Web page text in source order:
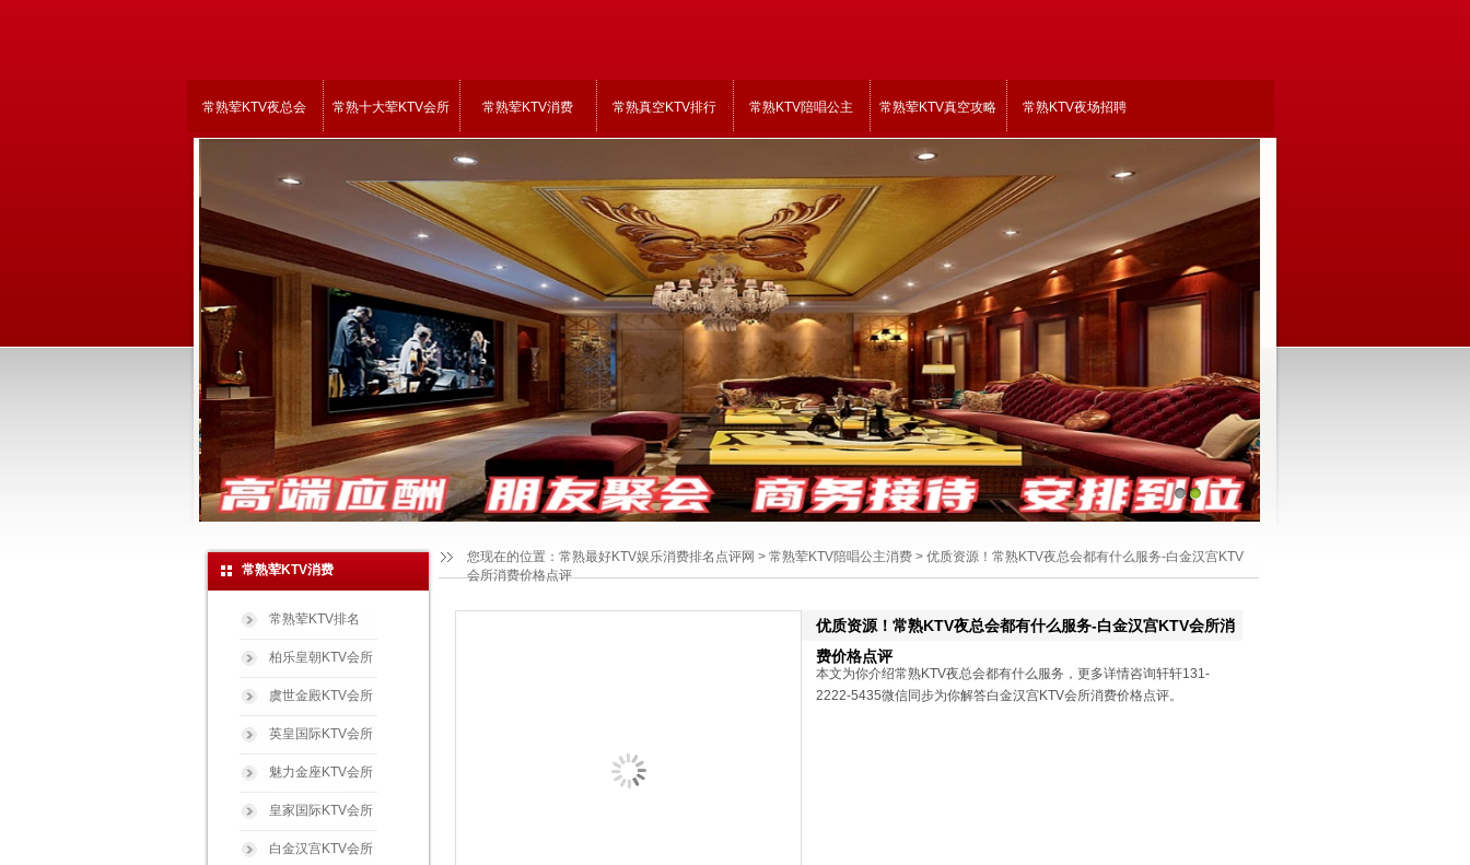
1 2
常熟荤KTV夜总会 常熟十大荤KTV会所 常熟荤KTV消费 常熟真空KTV排行 常熟KTV陪唱公主 常熟荤KTV真空攻略 常熟KTV夜场招聘
常熟荤KTV消费
常熟荤KTV排名
柏乐皇朝KTV会所
虞世金殿KTV会所
英皇国际KTV会所
魅力金座KTV会所
皇家国际KTV会所
白金汉宫KTV会所
您现在的位置： 常熟最好KTV娱乐消费排名点评网 > 常熟荤KTV陪唱公主消费 > 优质资源！常熟KTV夜总会都有什么服务-白金汉宫KTV
会所消费价格点评
优质资源！常熟KTV夜总会都有什么服务-白金汉宫KTV会所消
费价格点评
本文为你介绍常熟KTV夜总会都有什么服务，更多详情咨询轩轩131-
2222-5435微信同步为你解答白金汉宫KTV会所消费价格点评。